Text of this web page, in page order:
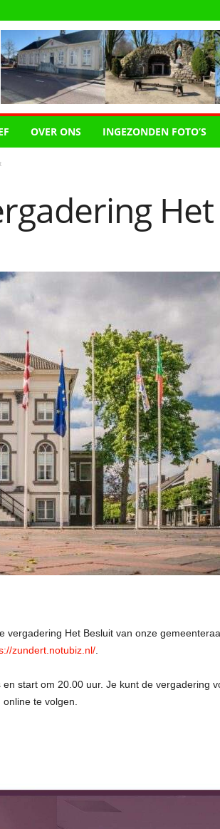
OVER ONS INGEZONDEN FOTO’S
vergadering Het Besluit van onze
zundert.notubiz.nl/.
start om 20.00 uur. Je kunt de vergadering
te volgen.